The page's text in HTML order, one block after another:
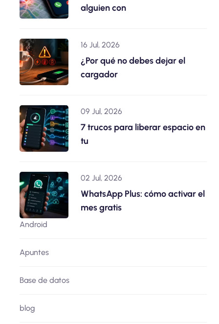
alguien con
16 Jul, 2026
¿Por qué no debes dejar el
cargador
09 Jul, 2026
7 trucos para liberar espacio en
tu
02 Jul, 2026
WhatsApp Plus: cómo activar el
mes gratis
Android
Apuntes
Base de datos
blog